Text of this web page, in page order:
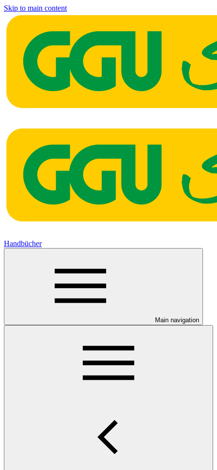
Skip to main content
Handbücher
Main navigation